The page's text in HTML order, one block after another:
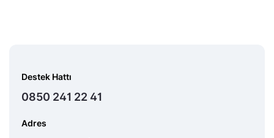
Destek Hattı
0850 241 22 41
Adres